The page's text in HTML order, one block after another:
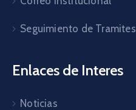
Seguimiento de Tramites
Enlaces de Interes
Noticias